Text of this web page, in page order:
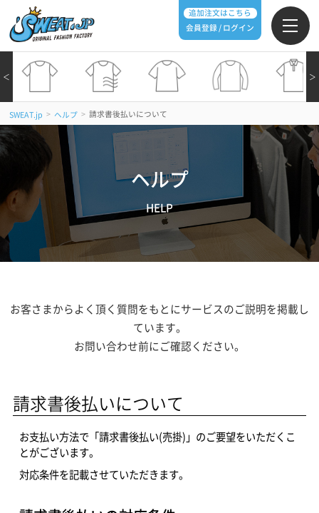
追加注文はこちら
会員登録 / ログイン
＞
＜
SWEAT.jp > ヘルプ > 請求書後払いについて
ヘルプ
HELP
お客さまからよく頂く質問をもとにサービスのご説明を掲載し
ています。
お問い合わせ前にご確認ください。
請求書後払いについて
お支払い方法で「請求書後払い(売掛)」のご要望をいただくこ
とがございます。
対応条件を記載させていただきます。